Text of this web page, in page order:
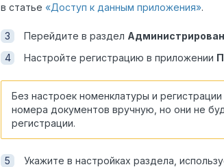
в статье «Доступ к данным приложения».
Перейдите в раздел
Настройте регистрацию в приложении
Без настроек номенклатуры и
номера документов вручную, но они не
регистрации.
Укажите в настройках раздела,